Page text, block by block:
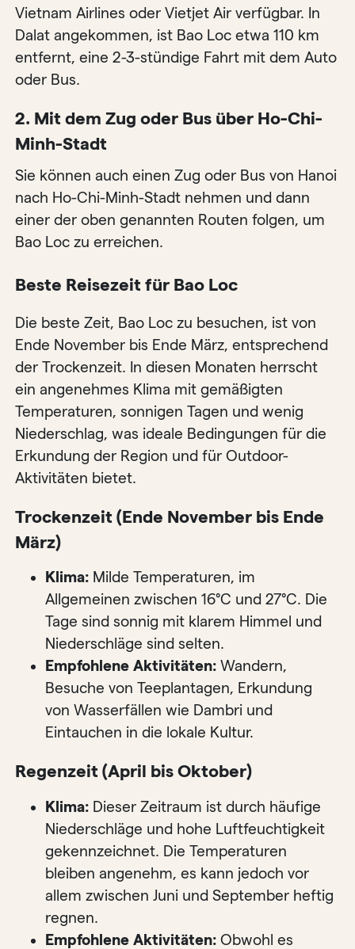
Vietnam Airlines oder Vietjet Air verfügbar. In
Dalat angekommen, ist Bao Loc etwa 110 km
entfernt, eine 2-3-stündige Fahrt mit dem Auto
oder Bus.
2. Mit dem Zug oder Bus über Ho-Chi-
Minh-Stadt
Sie können auch einen Zug oder Bus von Hanoi
nach Ho-Chi-Minh-Stadt nehmen und dann
einer der oben genannten Routen folgen, um
Bao Loc zu erreichen.
Beste Reisezeit für Bao Loc
Die beste Zeit, Bao Loc zu besuchen, ist von
Ende November bis Ende März, entsprechend
der Trockenzeit. In diesen Monaten herrscht
ein angenehmes Klima mit gemäßigten
Temperaturen, sonnigen Tagen und wenig
Niederschlag, was ideale Bedingungen für die
Erkundung der Region und für Outdoor-
Aktivitäten bietet.
Trockenzeit (Ende November bis Ende
März)
Klima: Milde Temperaturen, im
Allgemeinen zwischen 16°C und 27°C. Die
Tage sind sonnig mit klarem Himmel und
Niederschläge sind selten.
Empfohlene Aktivitäten: Wandern,
Besuche von Teeplantagen, Erkundung
von Wasserfällen wie Dambri und
Eintauchen in die lokale Kultur.
Regenzeit (April bis Oktober)
Klima: Dieser Zeitraum ist durch häufige
Niederschläge und hohe Luftfeuchtigkeit
gekennzeichnet. Die Temperaturen
bleiben angenehm, es kann jedoch vor
allem zwischen Juni und September heftig
regnen.
Empfohlene Aktivitäten: Obwohl es